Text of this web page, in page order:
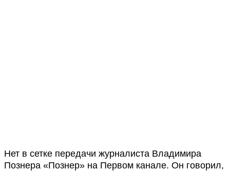
Нет в сетке передачи журналиста Владимира
Познера «Познер» на Первом канале. Он говорил,